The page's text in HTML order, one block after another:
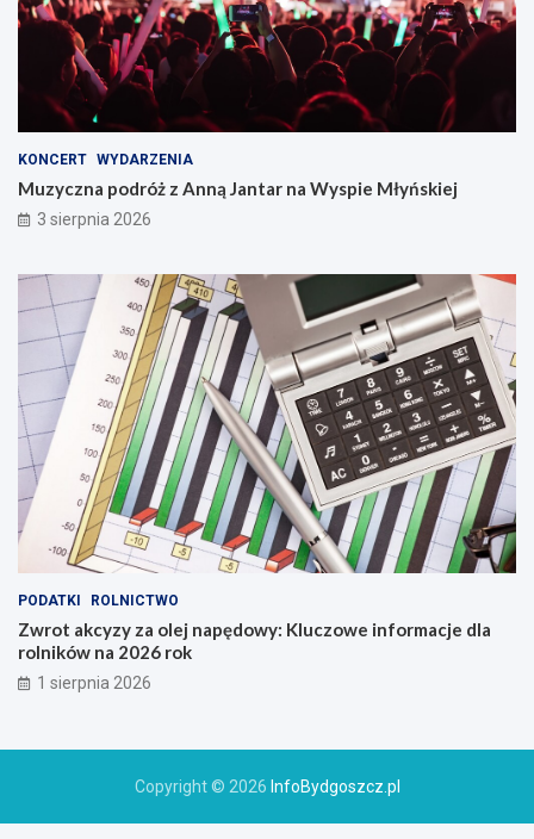
KONCERT WYDARZENIA
Muzyczna podróż z Anną Jantar na Wyspie Młyńskiej
3 sierpnia 2026
PODATKI ROLNICTWO
Zwrot akcyzy za olej napędowy: Kluczowe informacje dla
rolników na 2026 rok
1 sierpnia 2026
Copyright © 2026 InfoBydgoszcz.pl